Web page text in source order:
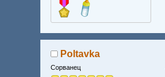
Poltavka
Сорванец